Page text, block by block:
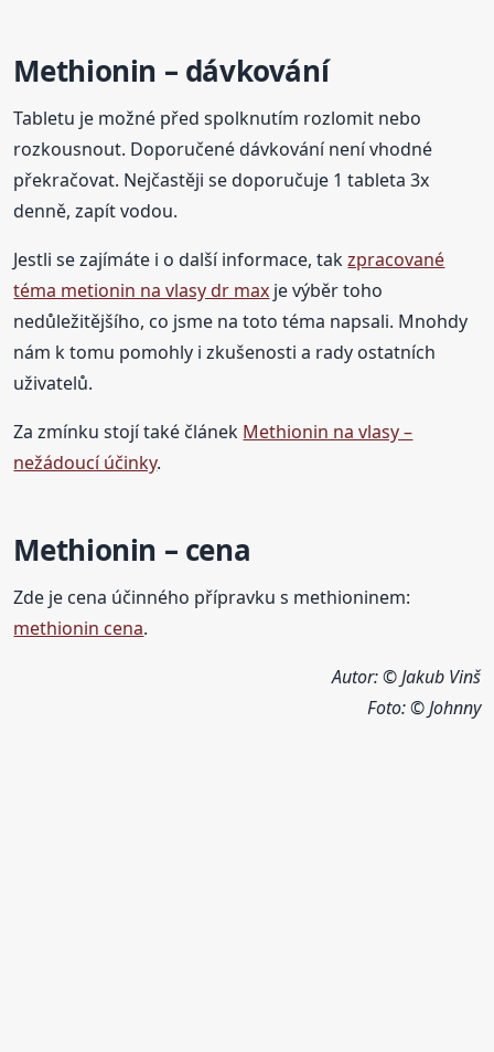
Methionin – dávkování
Tabletu je možné před spolknutím rozlomit nebo
rozkousnout. Doporučené dávkování není vhodné
překračovat. Nejčastěji se doporučuje 1 tableta 3x
denně, zapít vodou.
Jestli se zajímáte i o další informace, takzpracované
téma metionin na vlasy dr max je výběr toho
nedůležitějšího, co jsme na toto téma napsali. Mnohdy
nám k tomu pomohly i zkušenosti a rady ostatních
uživatelů.
Za zmínku stojí také článek Methionin na vlasy –
nežádoucí účinky.
Methionin – cena
Zde je cena účinného přípravku s methioninem:
methionin cena.
Autor: © Jakub Vinš
Foto:© Johnny